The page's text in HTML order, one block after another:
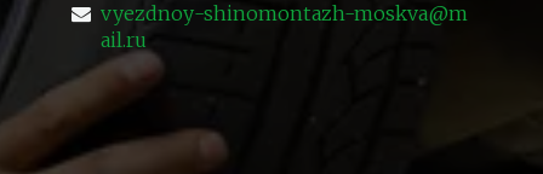
vyezdnoy-shinomontazh-moskva@m
ail.ru